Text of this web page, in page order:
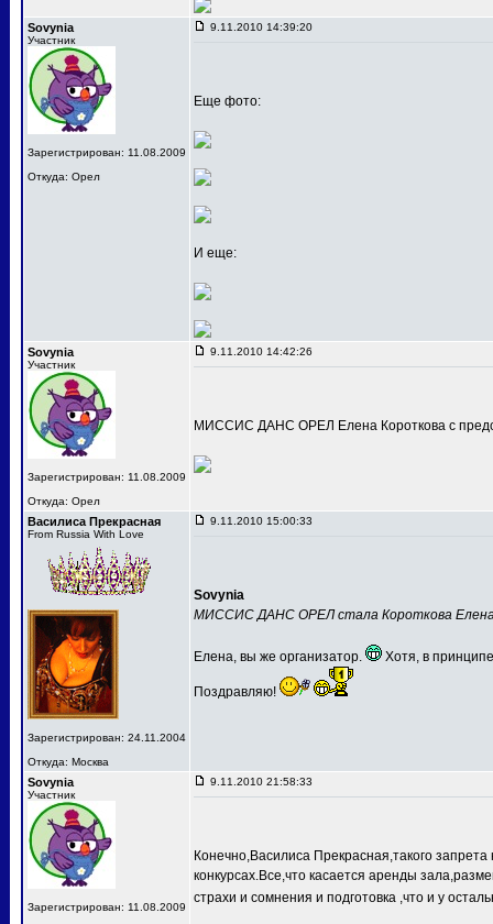
Sovynia
Участник
Зарегистрирован: 11.08.2009
Откуда: Орел
9.11.2010 14:39:20
Еще фото:
И еще:
Sovynia
Участник
Зарегистрирован: 11.08.2009
Откуда: Орел
9.11.2010 14:42:26
МИССИС ДАНС ОРЕЛ Елена Короткова с
Василиса Прекрасная
From Russia With Love
Зарегистрирован: 24.11.2004
Откуда: Москва
9.11.2010 15:00:33
Sovynia
МИССИС ДАНС ОРЕЛ стала Короткова
Елена, вы же организатор. Хотя, в
Поздравляю!
Sovynia
Участник
Зарегистрирован: 11.08.2009
9.11.2010 21:58:33
Конечно,Василиса Прекрасная,такого
конкурсах.Все,что касается аренды
страхи и сомнения и подготовка ,что и у